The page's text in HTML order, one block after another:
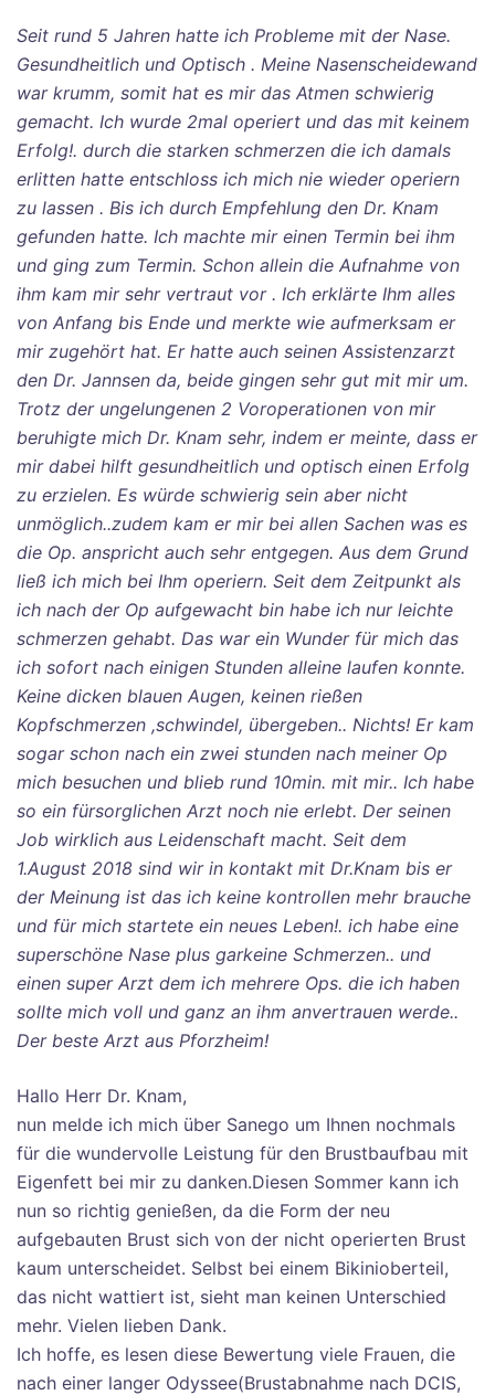
Seit rund 5 Jahren hatte ich Probleme mit der Nase.
Gesundheitlich und Optisch . Meine Nasenscheidewand
war krumm, somit hat es mir das Atmen schwierig
gemacht. Ich wurde 2mal operiert und das mit keinem
Erfolg!. durch die starken schmerzen die ich damals
erlitten hatte entschloss ich mich nie wieder operiern
zu lassen . Bis ich durch Empfehlung den Dr. Knam
gefunden hatte. Ich machte mir einen Termin bei ihm
und ging zum Termin. Schon allein die Aufnahme von
ihm kam mir sehr vertraut vor . Ich erklärte Ihm alles
von Anfang bis Ende und merkte wie aufmerksam er
mir zugehört hat. Er hatte auch seinen Assistenzarzt
den Dr. Jannsen da, beide gingen sehr gut mit mir um.
Trotz der ungelungenen 2 Voroperationen von mir
beruhigte mich Dr. Knam sehr, indem er meinte, dass er
mir dabei hilft gesundheitlich und optisch einen Erfolg
zu erzielen. Es würde schwierig sein aber nicht
unmöglich..zudem kam er mir bei allen Sachen was es
die Op. anspricht auch sehr entgegen. Aus dem Grund
ließ ich mich bei Ihm operiern. Seit dem Zeitpunkt als
ich nach der Op aufgewacht bin habe ich nur leichte
schmerzen gehabt. Das war ein Wunder für mich das
ich sofort nach einigen Stunden alleine laufen konnte.
Keine dicken blauen Augen, keinen rießen
Kopfschmerzen ,schwindel, übergeben.. Nichts! Er kam
sogar schon nach ein zwei stunden nach meiner Op
mich besuchen und blieb rund 10min. mit mir.. Ich habe
so ein fürsorglichen Arzt noch nie erlebt. Der seinen
Job wirklich aus Leidenschaft macht. Seit dem
1.August 2018 sind wir in kontakt mit Dr.Knam bis er
der Meinung ist das ich keine kontrollen mehr brauche
und für mich startete ein neues Leben!. ich habe eine
superschöne Nase plus garkeine Schmerzen.. und
einen super Arzt dem ich mehrere Ops. die ich haben
sollte mich voll und ganz an ihm anvertrauen werde..
Der beste Arzt aus Pforzheim!
Hallo Herr Dr. Knam,
nun melde ich mich über Sanego um Ihnen nochmals
für die wundervolle Leistung für den Brustbaufbau mit
Eigenfett bei mir zu danken.Diesen Sommer kann ich
nun so richtig genießen, da die Form der neu
aufgebauten Brust sich von der nicht operierten Brust
kaum unterscheidet. Selbst bei einem Bikinioberteil,
das nicht wattiert ist, sieht man keinen Unterschied
mehr. Vielen lieben Dank.
Ich hoffe, es lesen diese Bewertung viele Frauen, die
nach einer langer Odyssee(Brustabnahme nach DCIS,